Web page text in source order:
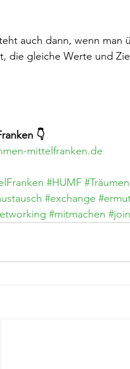
auch dann, wenn man
die gleiche Werte und
👇
mittelfranken.de
#HUMF
#exchange
#mitmachen